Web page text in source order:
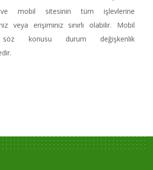
ve mobil sitesinin tüm işlevlerine
veya erişiminiz sınırlı olabilir. Mobil
söz konusu durum değişkenlik